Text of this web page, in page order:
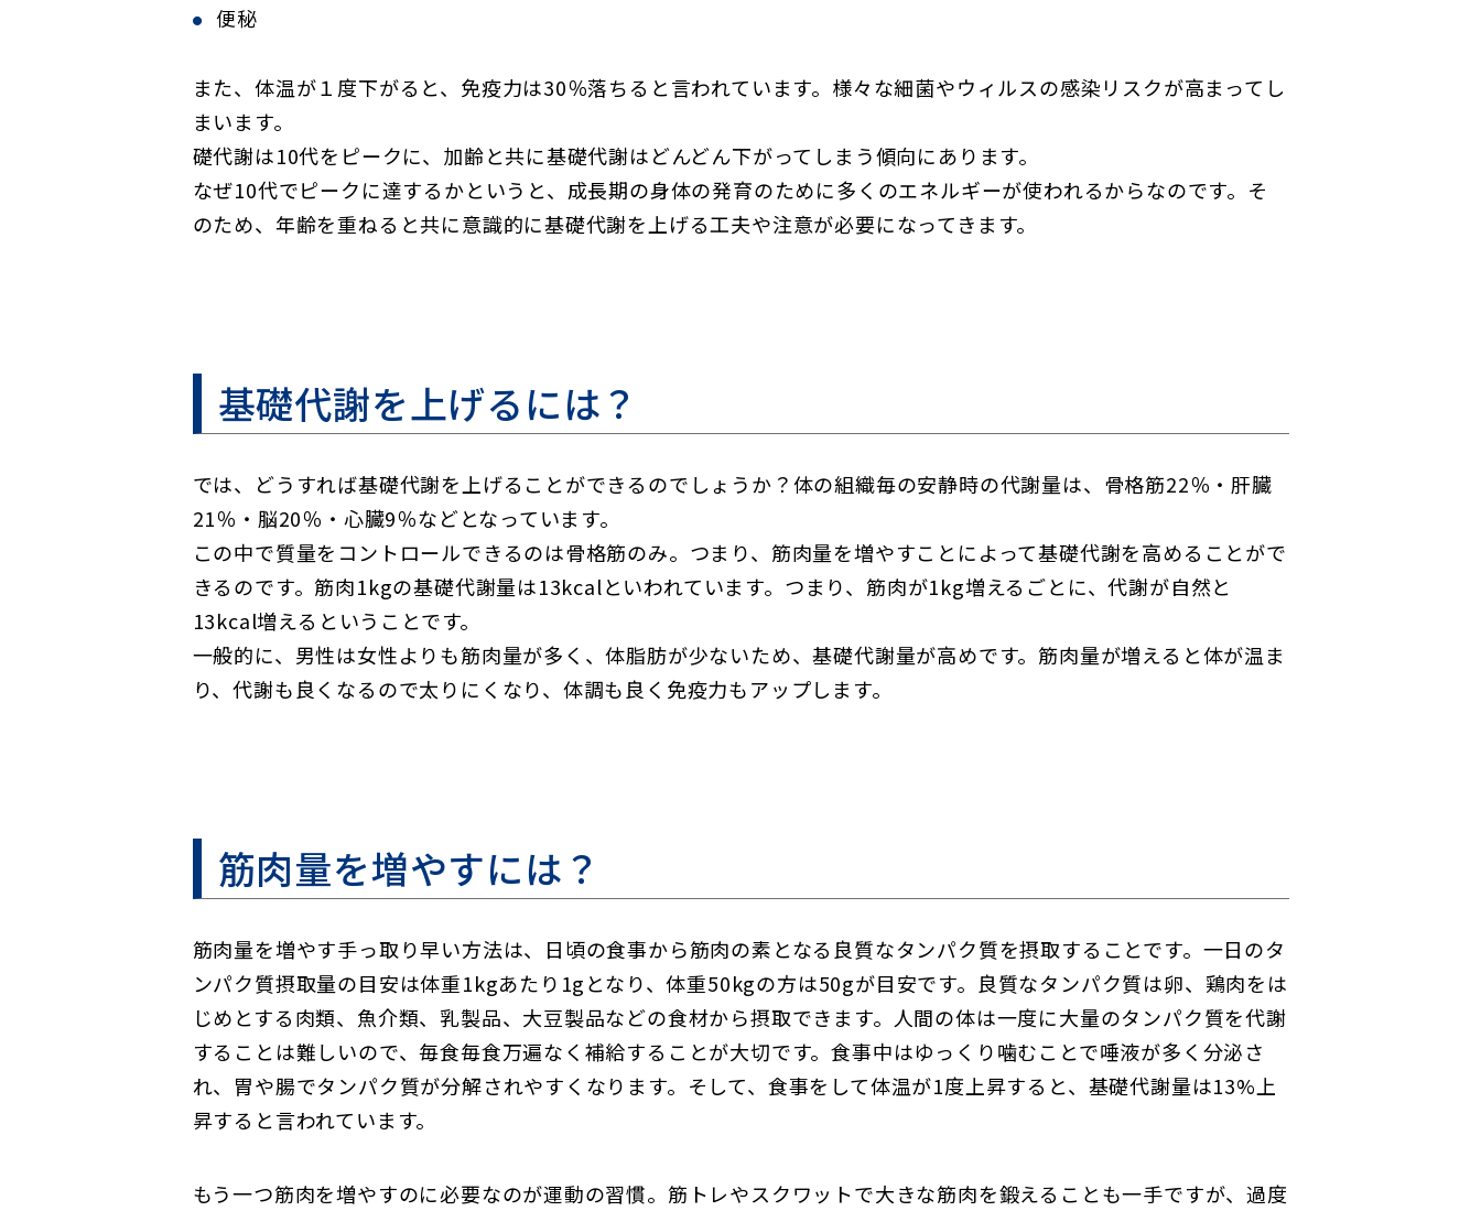
便秘
また、体温が１度下がると、免疫力は30％落ちると言われています。様々な細菌やウィルスの感染リスクが高まってし
まいます。
礎代謝は10代をピークに、加齢と共に基礎代謝はどんどん下がってしまう傾向にあります。
なぜ10代でピークに達するかというと、成長期の身体の発育のために多くのエネルギーが使われるからなのです。そ
のため、年齢を重ねると共に意識的に基礎代謝を上げる工夫や注意が必要になってきます。
基礎代謝を上げるには？
では、どうすれば基礎代謝を上げることができるのでしょうか？体の組織毎の安静時の代謝量は、骨格筋22％・肝臓
21％・脳20％・心臓9％などとなっています。
この中で質量をコントロールできるのは骨格筋のみ。つまり、筋肉量を増やすことによって基礎代謝を高めることがで
きるのです。筋肉1kgの基礎代謝量は13kcalといわれています。つまり、筋肉が1kg増えるごとに、代謝が自然と
13kcal増えるということです。
一般的に、男性は女性よりも筋肉量が多く、体脂肪が少ないため、基礎代謝量が高めです。筋肉量が増えると体が温ま
り、代謝も良くなるので太りにくなり、体調も良く免疫力もアップします。
筋肉量を増やすには？
筋肉量を増やす手っ取り早い方法は、日頃の食事から筋肉の素となる良質なタンパク質を摂取することです。一日のタ
ンパク質摂取量の目安は体重1kgあたり1gとなり、体重50kgの方は50gが目安です。良質なタンパク質は卵、鶏肉をは
じめとする肉類、魚介類、乳製品、大豆製品などの食材から摂取できます。人間の体は一度に大量のタンパク質を代謝
することは難しいので、毎食毎食万遍なく補給することが大切です。食事中はゆっくり噛むことで唾液が多く分泌さ
れ、胃や腸でタンパク質が分解されやすくなります。そして、食事をして体温が1度上昇すると、基礎代謝量は13%上
昇すると言われています。
もう一つ筋肉を増やすのに必要なのが運動の習慣。筋トレやスクワットで大きな筋肉を鍛えることも一手ですが、過度